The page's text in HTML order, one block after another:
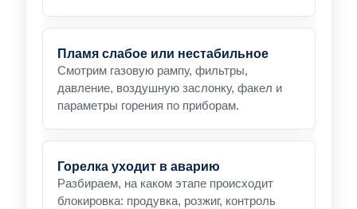
Пламя слабое или нестабильное
Смотрим газовую рампу, фильтры,
давление, воздушную заслонку, факел и
параметры горения по приборам.
Горелка уходит в аварию
Разбираем, на каком этапе происходит
блокировка: продувка, розжиг, контроль